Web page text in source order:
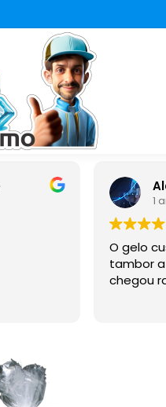
1
O gelo
tambor
chegou